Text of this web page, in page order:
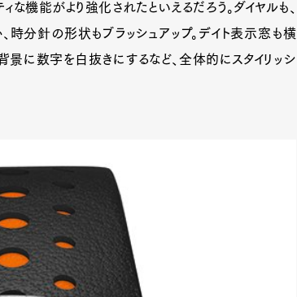
機能がより強化されたといえるだろう。ダイヤルも、
時分針の形状もブラッシュアップ。デイト表示窓も横
景に数字を白抜きにするなど、全体的にスタイリッシ